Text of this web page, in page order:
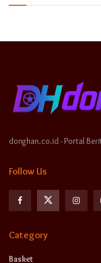
donghan.co.id - Portal
Follow Us
Category
Basket